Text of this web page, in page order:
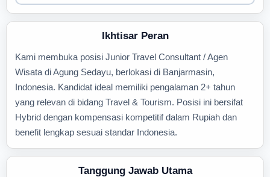
Ikhtisar Peran
Kami membuka posisi Junior Travel Consultant / Agen
Wisata di Agung Sedayu, berlokasi di Banjarmasin,
Indonesia. Kandidat ideal memiliki pengalaman 2+ tahun
yang relevan di bidang Travel & Tourism. Posisi ini bersifat
Hybrid dengan kompensasi kompetitif dalam Rupiah dan
benefit lengkap sesuai standar Indonesia.
Tanggung Jawab Utama